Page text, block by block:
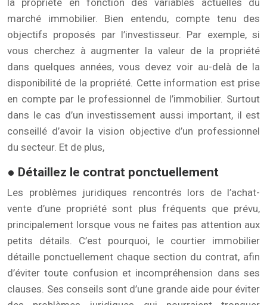
la propriété en fonction des variables actuelles du
marché immobilier. Bien entendu, compte tenu des
objectifs proposés par l’investisseur. Par exemple, si
vous cherchez à augmenter la valeur de la propriété
dans quelques années, vous devez voir au-delà de la
disponibilité de la propriété. Cette information est prise
en compte par le professionnel de l’immobilier. Surtout
dans le cas d’un investissement aussi important, il est
conseillé d’avoir la vision objective d’un professionnel
du secteur. Et de plus,
● Détaillez le contrat ponctuellement
Les problèmes juridiques rencontrés lors de l’achat-
vente d’une propriété sont plus fréquents que prévu,
principalement lorsque vous ne faites pas attention aux
petits détails. C’est pourquoi, le courtier immobilier
détaille ponctuellement chaque section du contrat, afin
d’éviter toute confusion et incompréhension dans ses
clauses. Ses conseils sont d’une grande aide pour éviter